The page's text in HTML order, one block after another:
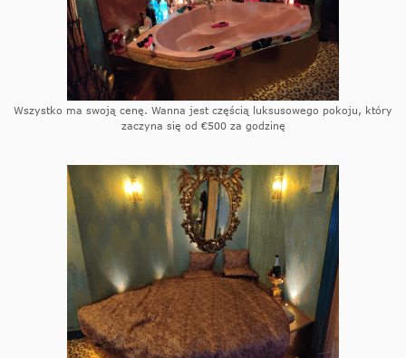
Wszystko ma swoją cenę. Wanna jest częścią luksusowego pokoju, który
zaczyna się od €500 za godzinę